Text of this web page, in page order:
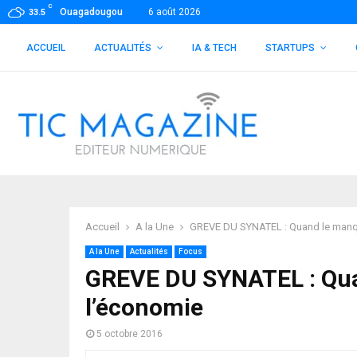
33.5
C
Ouagadougou 6 août 2026
ACCUEIL ACTUALITÉS IA & TECH STARTUPS
Accueil A la Une GREVE DU SYNATEL : Quand le
A la Une Actualités Focus
GREVE DU SYNATEL :
l’économie
5 octobre 2016